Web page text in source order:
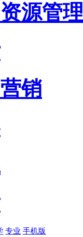
源管理
销
专业 手机版